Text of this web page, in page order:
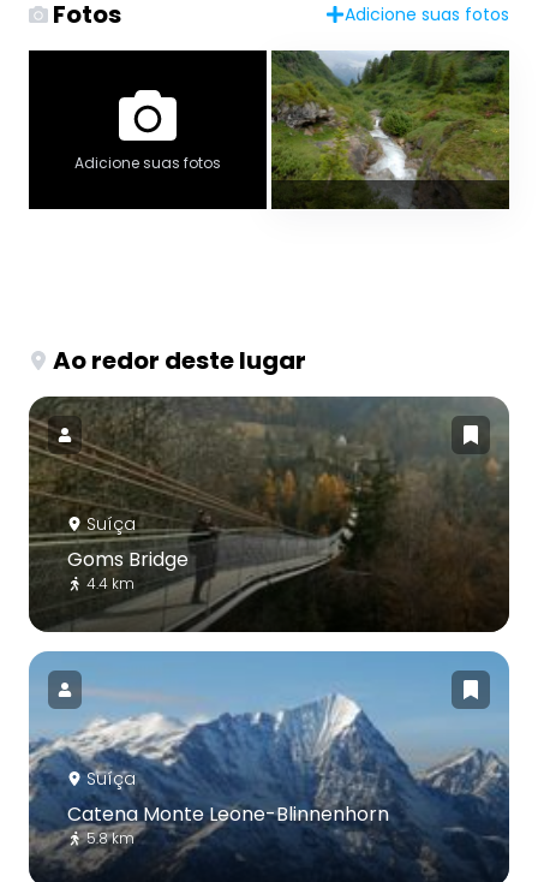
Fotos Adicione suas fotos
Adicione suas fotos
Ao redor deste lugar
Suíça
Goms Bridge
4.4 km
Suíça
Catena Monte Leone-Blinnenhorn
5.8 km